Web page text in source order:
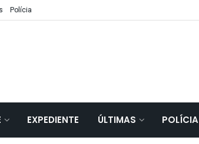
Polícia
EXPEDIENTE ÚLTIMAS POLÍCIA